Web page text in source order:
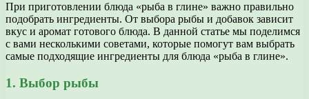
При приготовлении блюда «рыба в глине» важно правильно
подобрать ингредиенты. От выбора рыбы и добавок зависит
вкус и аромат готового блюда. В данной статье мы поделимся
с вами несколькими советами, которые помогут вам выбрать
самые подходящие ингредиенты для блюда «рыба в глине».
1. Выбор рыбы